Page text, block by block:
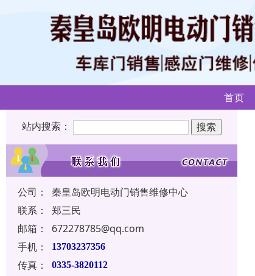
首页
站内搜索：
公司：
秦皇岛欧明电动门销售维修中心
联系：
郑三民
邮箱：
672278785@qq.com
手机：
13703237356
传真： 0335-3820112